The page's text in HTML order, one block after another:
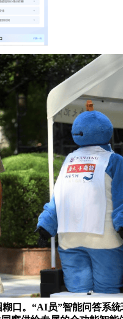
口。“AI员”智能问答系